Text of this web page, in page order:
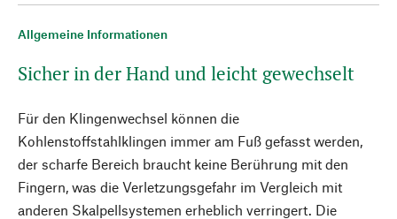
Allgemeine Informationen
Sicher in der Hand und leicht gewechselt
Für den Klingenwechsel können die
Kohlenstoffstahlklingen immer am Fuß gefasst werden,
der scharfe Bereich braucht keine Berührung mit den
Fingern, was die Verletzungsgefahr im Vergleich mit
anderen Skalpellsystemen erheblich verringert. Die